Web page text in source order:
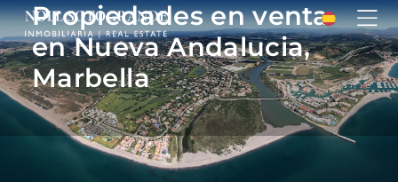
Propiedades en venta
en Nueva Andalucia,
Marbella